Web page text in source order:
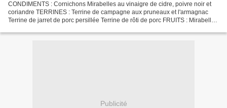
CONDIMENTS : Cornichons Mirabelles au vinaigre de cidre, poivre noir et
coriandre TERRINES : Terrine de campagne aux pruneaux et l'armagnac
Terrine de jarret de porc persillée Terrine de rôti de porc FRUITS : Mirabelles
Publicité